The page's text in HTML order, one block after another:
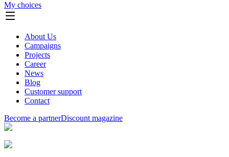
My choices
About Us
Campaigns
Projects
Career
News
Blog
Customer support
Contact
Become a partnerDiscount magazine